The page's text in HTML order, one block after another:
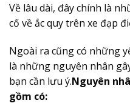
Về lâu dài, đây chính là
cố về ắc quy trên xe đạp
Ngoài ra cũng có những
là những nguyên nhân
bạn cần lưu ý.Nguyên
gồm có: